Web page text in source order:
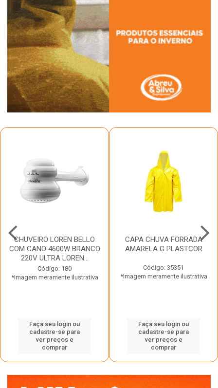
CHUVEIRO LOREN BELLO
COM CANO 4600W BRANCO
220V ULTRA LOREN...
Código: 180
*Imagem meramente ilustrativa
Faça seu login ou
cadastre-se para
ver preços e
comprar
CAPA CHUVA FORRADA
AMARELA G PLASTCOR
Código: 35351
*Imagem meramente ilustrativa
Faça seu login ou
cadastre-se para
ver preços e
comprar